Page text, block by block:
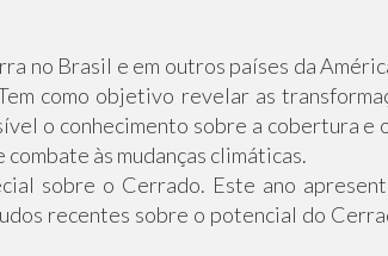
no Brasil e em outros países da
como objetivo revelar as
o conhecimento sobre a cobertura e
às mudanças climáticas.
sobre o Cerrado. Este ano
recentes sobre o potencial do